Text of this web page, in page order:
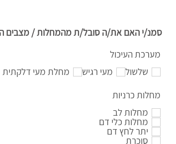
סמנ/י האם את/ה סובל/ת מהמחלות / מצבים
מערכת העיכול
שלשול
מעי רגיש
מחלת מעי דלקתית
מחלות כרניות
מחלות לב
מחלות כלי דם
יתר לחץ דם
סוכרת